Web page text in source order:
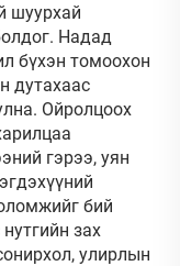
шуурхай
Надад
бүхэн томоохон
дутахаас
Ойролцоох
гэрээ, уян
бий
зах
улирлын